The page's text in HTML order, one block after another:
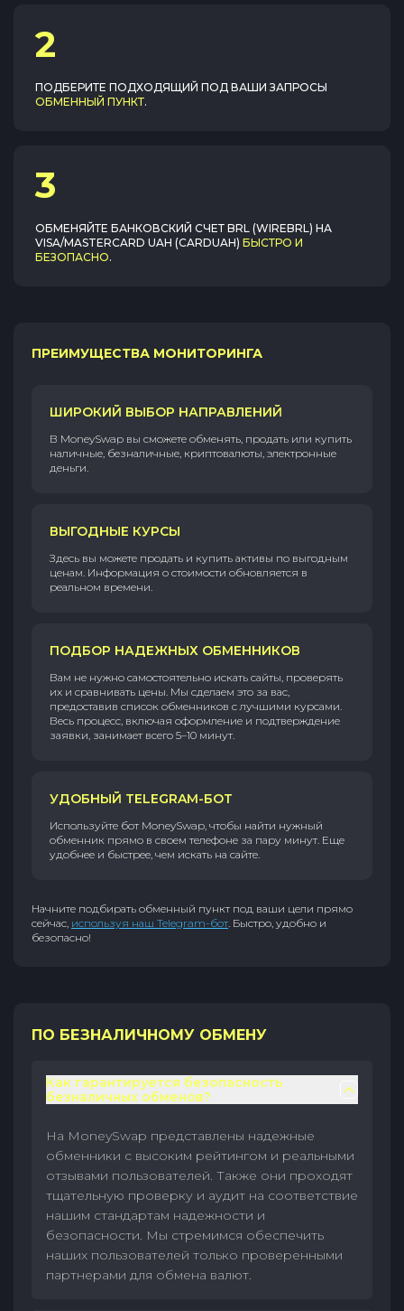
2
ПОДБЕРИТЕ ПОДХОДЯЩИЙ ПОД ВАШИ ЗАПРОСЫ
ОБМЕННЫЙ ПУНКТ.
3
ОБМЕНЯЙТЕ БАНКОВСКИЙ СЧЕТ BRL (WIREBRL) НА
VISA/MASTERCARD UAH (CARDUAH) БЫСТРО И
БЕЗОПАСНО.
ПРЕИМУЩЕСТВА МОНИТОРИНГА
ШИРОКИЙ ВЫБОР НАПРАВЛЕНИЙ
В MoneySwap вы сможете обменять, продать или купить
наличные, безналичные, криптовалюты, электронные
деньги.
ВЫГОДНЫЕ КУРСЫ
Здесь вы можете продать и купить активы по выгодным
ценам. Информация о стоимости обновляется в
реальном времени.
ПОДБОР НАДЕЖНЫХ ОБМЕННИКОВ
Вам не нужно самостоятельно искать сайты, проверять
их и сравнивать цены. Мы сделаем это за вас,
предоставив список обменников с лучшими курсами.
Весь процесс, включая оформление и подтверждение
заявки, занимает всего 5–10 минут.
УДОБНЫЙ TELEGRAM-БОТ
Используйте бот MoneySwap, чтобы найти нужный
обменник прямо в своем телефоне за пару минут. Еще
удобнее и быстрее, чем искать на сайте.
Начните подбирать обменный пункт под ваши цели прямо
сейчас, используя наш Telegram-бот. Быстро, удобно и
безопасно!
ПО БЕЗНАЛИЧНОМУ ОБМЕНУ
Как гарантируется безопасность
безналичных обменов?
На MoneySwap представлены надежные
обменники с высоким рейтингом и реальными
отзывами пользователей. Также они проходят
тщательную проверку и аудит на соответствие
нашим стандартам надежности и
безопасности. Мы стремимся обеспечить
наших пользователей только проверенными
партнерами для обмена валют.